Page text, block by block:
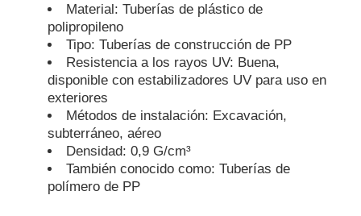
Material: Tuberías de plástico de
polipropileno
Tipo: Tuberías de construcción de PP
Resistencia a los rayos UV: Buena,
disponible con estabilizadores UV para uso en
exteriores
Métodos de instalación: Excavación,
subterráneo, aéreo
Densidad: 0,9 G/cm³
También conocido como: Tuberías de
polímero de PP